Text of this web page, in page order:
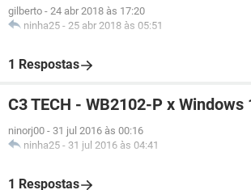
gilberto - 24 abr 2018 às 17:20
ninha25 - 25 abr 2018 às 05:51
1 Respostas
C3 TECH - WB2102-P x
ninorj00 - 31 jul 2016 às 00:16
ninha25 - 31 jul 2016 às 04:41
1 Respostas